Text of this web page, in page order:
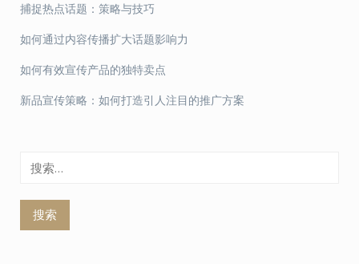
捕捉热点话题：策略与技巧
如何通过内容传播扩大话题影响力
如何有效宣传产品的独特卖点
新品宣传策略：如何打造引人注目的推广方案